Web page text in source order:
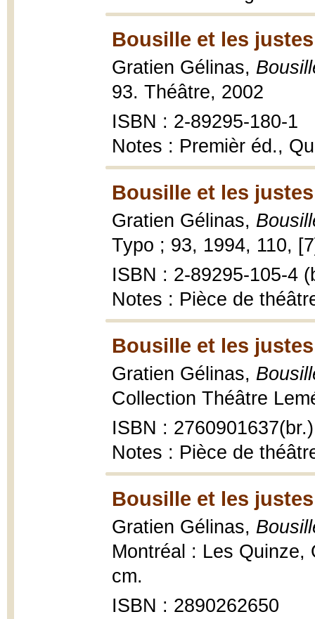
Bousille et les
Gratien Gélinas,
93. Théâtre, 2002
ISBN : 2-89295-180-1
Notes : Premièr éd.,
Bousille et les
Gratien Gélinas,
Typo ; 93, 1994, 110,
ISBN : 2-89295-105-4
Notes : Pièce de
Bousille et les
Gratien Gélinas,
Collection Théâtre
ISBN : 2760901637(br.)
Notes : Pièce de
Bousille et les
Gratien Gélinas,
Montréal : Les Quinze,
cm.
ISBN : 2890262650